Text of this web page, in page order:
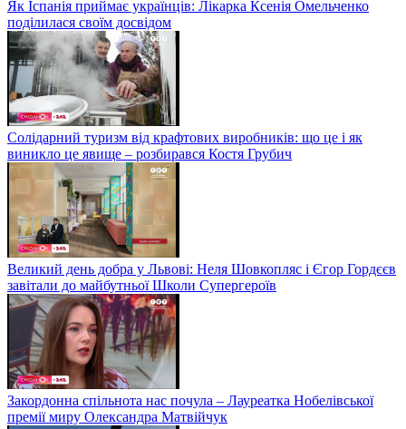
Як Іспанія приймає українців: Лікарка Ксенія Омельченко
поділилася своїм досвідом
Солідарний туризм від крафтових виробників: що це і як
виникло це явище – розбирався Костя Грубич
Великий день добра у Львові: Неля Шовкопляс і Єгор Гордєєв
завітали до майбутньої Школи Супергероїв
Закордонна спільнота нас почула – Лауреатка Нобелівської
премії миру Олександра Матвійчук